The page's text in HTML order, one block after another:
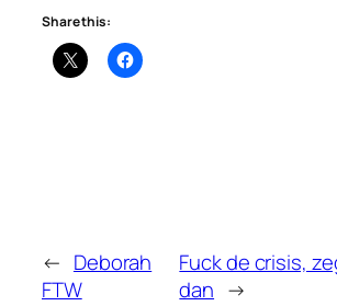
Share this:
← Deborah
FTW
Fuck de crisis,
dan →